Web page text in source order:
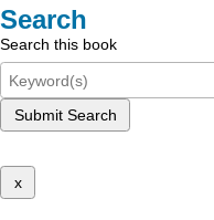
Search
Search this book
Submit Search
x